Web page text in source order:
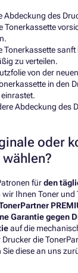
Abdeckung des
Tonerkassette
Tonerkassette
zu verteilen.
von der
in den
einrastet.
Abdeckung des
oder
fürden
wir Ihnen Toner
Garantie gegen
auf die
die
diese an uns